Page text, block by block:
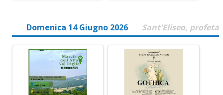
Domenica 14 Giugno 2026 Sant'Eliseo, profeta